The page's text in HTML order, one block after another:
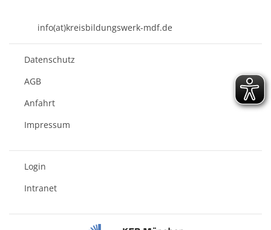
info(at)kreisbildungswerk-mdf.de
Datenschutz
AGB
Anfahrt
Impressum
Login
Intranet